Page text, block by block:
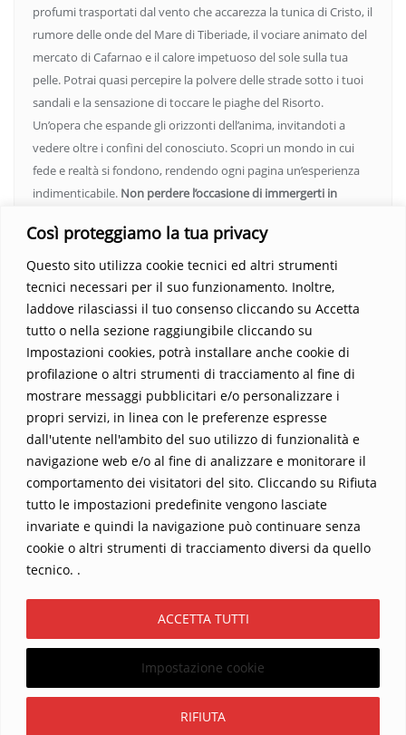
Così proteggiamo la tua privacy
Questo sito utilizza cookie tecnici ed altri strumenti
tecnici necessari per il suo funzionamento. Inoltre,
laddove rilasciassi il tuo consenso cliccando su Accetta
tutto o nella sezione raggiungibile cliccando su
Impostazioni cookies, potrà installare anche cookie di
profilazione o altri strumenti di tracciamento al fine di
mostrare messaggi pubblicitari e/o personalizzare i
propri servizi, in linea con le preferenze espresse
dall'utente nell'ambito del suo utilizzo di funzionalità e
navigazione web e/o al fine di analizzare e monitorare il
comportamento dei visitatori del sito. Cliccando su Rifiuta
tutto le impostazioni predefinite vengono lasciate
invariate e quindi la navigazione può continuare senza
cookie o altri strumenti di tracciamento diversi da quello
tecnico. .
Impostazione cookie
RIFIUTA
ACCETTA TUTTI
profumi trasportati dal vento che accarezza la tunica di Cristo, il
rumore delle onde del Mare di Tiberiade, il vociare animato del
mercato di Cafarnao e il calore impetuoso del sole sulla tua
pelle. Potrai quasi percepire la polvere delle strade sotto i tuoi
sandali e la sensazione di toccare le piaghe del Risorto.
Un’opera che espande gli orizzonti dell’anima, invitandoti a
vedere oltre i confini del conosciuto. Scopri un mondo in cui
fede e realtà si fondono, rendendo ogni pagina un’esperienza
indimenticabile. Non perdere l’occasione di immergerti in
Parola trasformi la tua vita.
Home Contatti
Sostieni La Buona Parola – dona 5 €, 10 €, 25 €… il tuo contributo
conta
Chi sono? Alessandro Ginotta, scrittore
I viaggi dell’anima
Catechesi
Copyright ©2026 La buona Parola . All rights reserved.
WordPress &Designed by